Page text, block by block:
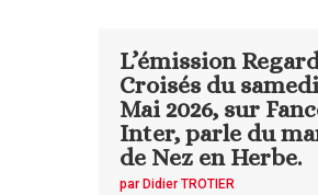
L’émission
Croisés du
Mai 2026, sur
Inter, parle du
de Nez en Herbe.
par Didier TROTIER